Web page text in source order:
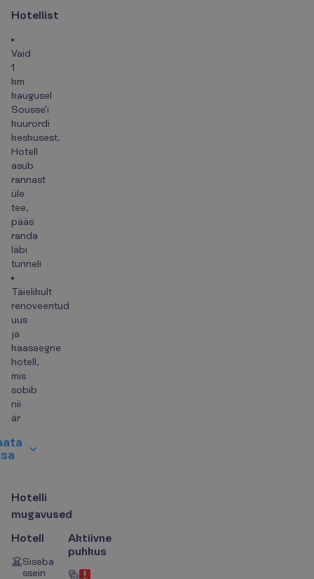
Hotellist
Vaid
1
km
kaugusel
Sousse'i
kuurordi
keskusest.
Hotell
asub
rannast
üle
tee,
pääs
randa
läbi
tunneli
Täielikult
renoveeritud
uus
ja
kaasaegne
hotell,
mis
sobib
nii
är
ata
sa
Hotelli
mugavused
Hotell
Siseba
ssein
Aktiivne
puhkus